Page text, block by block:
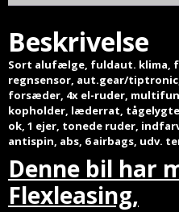
Beskrivelse
Sort alufælge, fuldaut. klima,
regnsensor, aut.gear/
forsæder, 4x el-ruder,
kopholder, læderrat,
ok, 1 ejer, tonede ruder,
antispin, abs, 6 airbags, udv.
Denne bil har
Flexleasing,